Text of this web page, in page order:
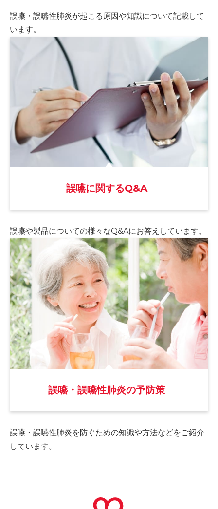
誤嚥・誤嚥性肺炎が起こる原因や知識について記載して
います。
誤嚥に関するQ&A
誤嚥や製品についての様々なQ&Aにお答えしています。
誤嚥・誤嚥性肺炎の予防策
誤嚥・誤嚥性肺炎を防ぐための知識や方法などをご紹介
しています。